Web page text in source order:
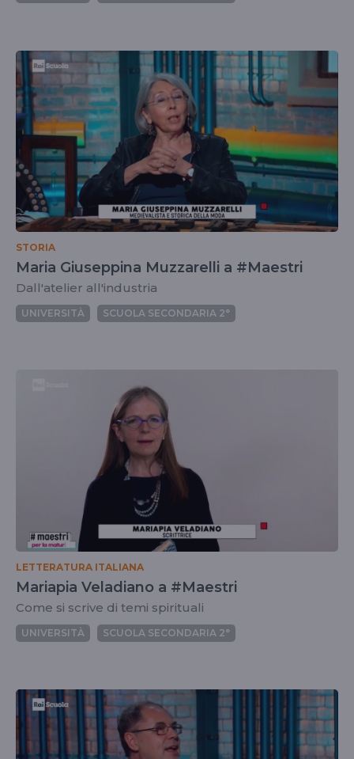
STORIA
Maria Giuseppina Muzzarelli a #Maestri
Dall'atelier all'industria
UNIVERSITÀ SCUOLA SECONDARIA 2°
LETTERATURA ITALIANA
Mariapia Veladiano a #Maestri
Come si scrive di temi spirituali
UNIVERSITÀ SCUOLA SECONDARIA 2°